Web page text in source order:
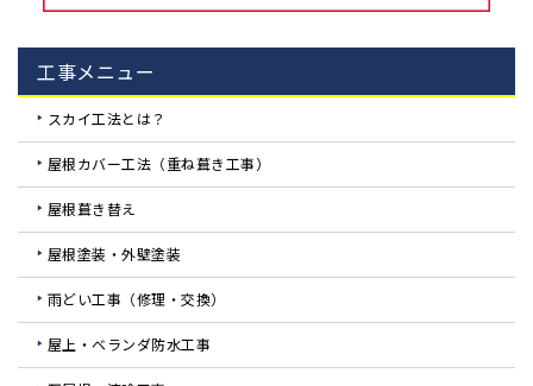
工事メニュー
スカイ工法とは？
屋根カバー工法（重ね葺き工事）
屋根葺き替え
屋根塗装・外壁塗装
雨どい工事（修理・交換）
屋上・ベランダ防水工事